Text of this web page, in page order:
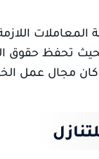
المعاملات
تحفظ حقوق
مجال عمل